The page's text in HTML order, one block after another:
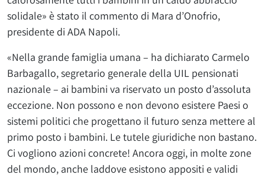
solidale» è stato il commento di Mara d’Onofrio,
presidente di ADA Napoli.
«Nella grande famiglia umana – ha dichiarato Carmelo
Barbagallo, segretario generale della UIL pensionati
nazionale – ai bambini va riservato un posto d’assoluta
eccezione. Non possono e non devono esistere Paesi o
sistemi politici che progettano il futuro senza mettere al
primo posto i bambini. Le tutele giuridiche non bastano.
Ci vogliono azioni concrete! Ancora oggi, in molte zone
del mondo, anche laddove esistono appositi e validi